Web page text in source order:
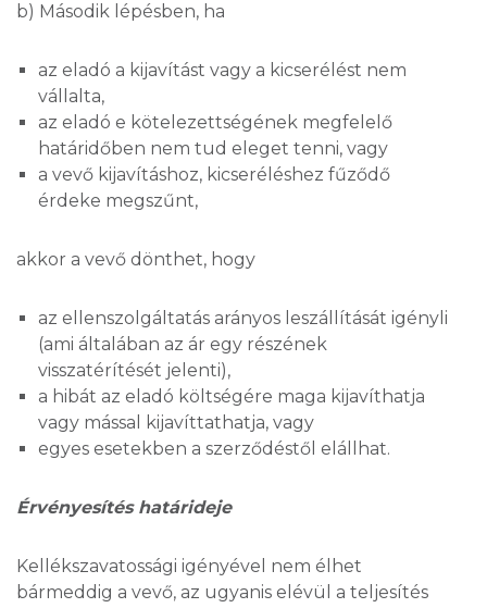
b) Második lépésben, ha
az eladó a kijavítást vagy a kicserélést nem
vállalta,
az eladó e kötelezettségének megfelelő
határidőben nem tud eleget tenni, vagy
a vevő kijavításhoz, kicseréléshez fűződő
érdeke megszűnt,
akkor a vevő dönthet, hogy
az ellenszolgáltatás arányos leszállítását igényli
(ami általában az ár egy részének
visszatérítését jelenti),
a hibát az eladó költségére maga kijavíthatja
vagy mással kijavíttathatja, vagy
egyes esetekben a szerződéstől elállhat.
Érvényesítés határideje
Kellékszavatossági igényével nem élhet
bármeddig a vevő, az ugyanis elévül a teljesítés